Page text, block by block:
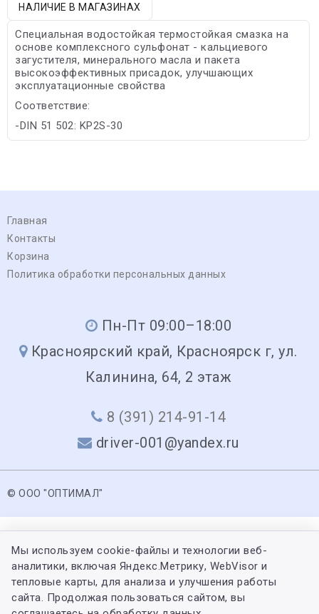
НАЛИЧИЕ В МАГАЗИНАХ
Специальная водостойкая термостойкая смазка на
основе комплексного сульфонат - кальциевого
загустителя, минерального масла и пакета
высокоэффективных присадок, улучшающих
эксплуатационные свойства
Соответствие:
-DIN 51 502: KР2S-30
Главная
Контакты
Корзина
Политика обработки персональных данных
Пн-Пт 09:00–18:00
Красноярский край, Красноярск г, ул.
Калинина, 64, 2 этаж
8 (391) 214-91-14
driver-001@yandex.ru
© ООО "ОПТИМАЛ"
Мы используем cookie-файлы и технологии веб-
аналитики, включая Яндекс.Метрику, WebVisor и
тепловые карты, для анализа и улучшения работы
сайта. Продолжая пользоваться сайтом, вы